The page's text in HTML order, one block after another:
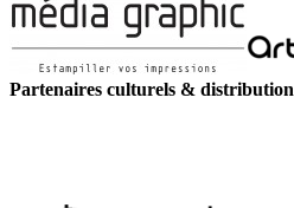
Partenaires culturels & distribution